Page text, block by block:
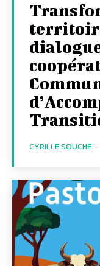
CYRILLE SOUCHE -